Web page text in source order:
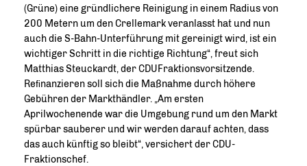
(Grüne) eine gründlichere Reinigung in einem Radius von
200 Metern um den Crellemark veranlasst hat und nun
auch die S-Bahn-Unterführung mit gereinigt wird, ist ein
wichtiger Schritt in die richtige Richtung“, freut sich
Matthias Steuckardt, der CDUFraktionsvorsitzende.
Reﬁnanzieren soll sich die Maßnahme durch höhere
Gebühren der Markthändler. „Am ersten
Aprilwochenende war die Umgebung rund um den Markt
spürbar sauberer und wir werden darauf achten, dass
das auch künftig so bleibt“, versichert der CDU-
Fraktionschef.